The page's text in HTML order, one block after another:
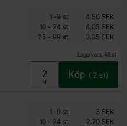
Lagervara, 49 st
Från
2.70 SEK
Inklusive 25% moms
Enhet:
st
Köp ( 2 st)
Mängdrabatt
Pris /st
1 -till
9 st
4.50 SEK
10 - till
24 st
4.05 SEK
25 - till
99 st 3.35 SEK
Från
1.80 SEK
Mängdrabatt
Pris /st
1 -till
9 st
3 SEK
10 - till
24 st
2.70 SEK